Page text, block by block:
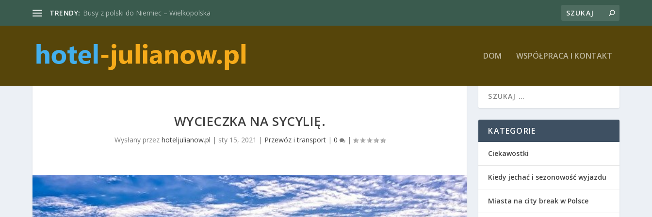
TRENDY: Busy z polski do Niemiec – Wielkopolska
DOM WSPÓŁPRACA I KONTAKT
WYCIECZKA NA SYCYLIĘ.
Wysłany przez hoteljulianow.pl | sty 15, 2021 | Przewóz i transport| 0 |
KATEGORIE
Ciekawostki
Kiedy jechać i sezonowość wyjazdu
Miasta na city break w Polsce